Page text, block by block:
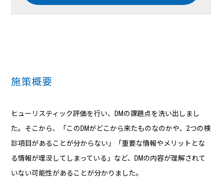
施策概要
ヒューリスティック評価を行い、DMの課題点を洗い出しまし
た。そこから、「このDMがどこから来たものなのかや、2つの検
診項目があることが分からない」「重要な情報やメリットとな
る情報が埋没してしまっている」など、DMの内容が理解されて
いない可能性があることが分かりました。